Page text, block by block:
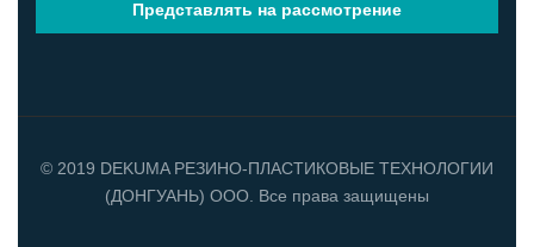
© 2019 DEKUMA РЕЗИНО-ПЛАСТИКОВЫЕ ТЕХНОЛОГИИ
(ДОНГУАНЬ) ООО. Все права защищены